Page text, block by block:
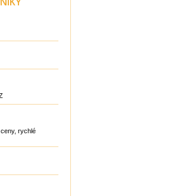
rychlé